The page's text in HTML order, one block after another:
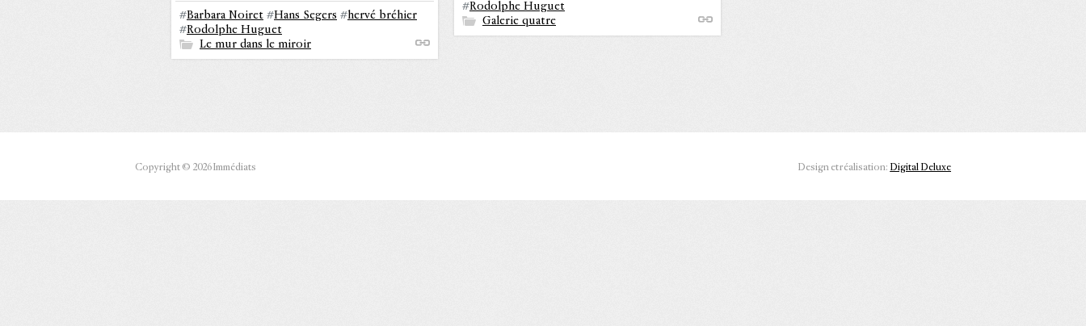
#Barbara Noiret #Hans Segers #hervé bréhier
#Rodolphe Huguet
Le mur dans le miroir
#Rodolphe Huguet
Galerie quatre
Copyright © 2026 Immédiats Design et réalisation: Digital Deluxe